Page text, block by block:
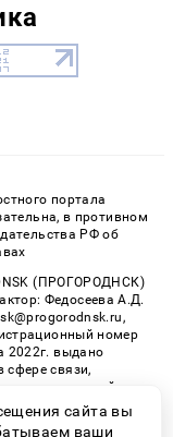
портала
в противном
РФ об
(ПРОГОРОДНСК)
Федосеева А.Д.
номер
выдано
сфере связи,
коммуникаций.
16+.
сайта вы
ваши